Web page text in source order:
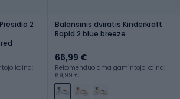
2
kaina:
Balansinis dviratis Kinderkraft
Rapid 2 blue breeze
66,99 €
Rekomenduojama gamintojo kaina:
69,99 €